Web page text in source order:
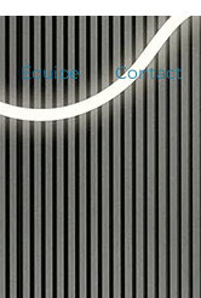
Équipe Contact